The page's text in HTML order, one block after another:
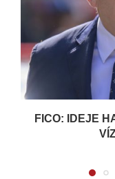
FICO: IDEJE